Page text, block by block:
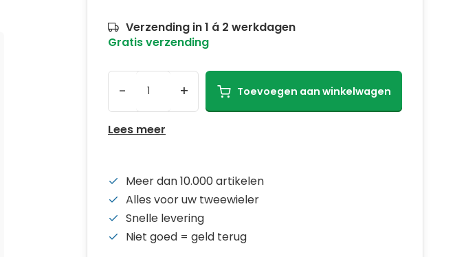
Verzending in 1 á 2 werkdagen
Gratis verzending
- + Toevoegen aan winkelwagen
Lees meer
Meer dan 10.000 artikelen
Alles voor uw tweewieler
Snelle levering
Niet goed = geld terug